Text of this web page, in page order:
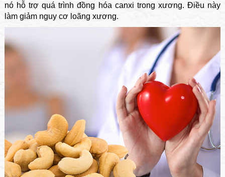
nó hỗ trợ quá trình đồng hóa canxi trong xương. Điều này
làm giảm nguy cơ loãng xương.